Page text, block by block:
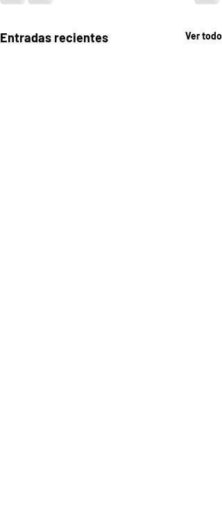
Entradas recientes Ver todo